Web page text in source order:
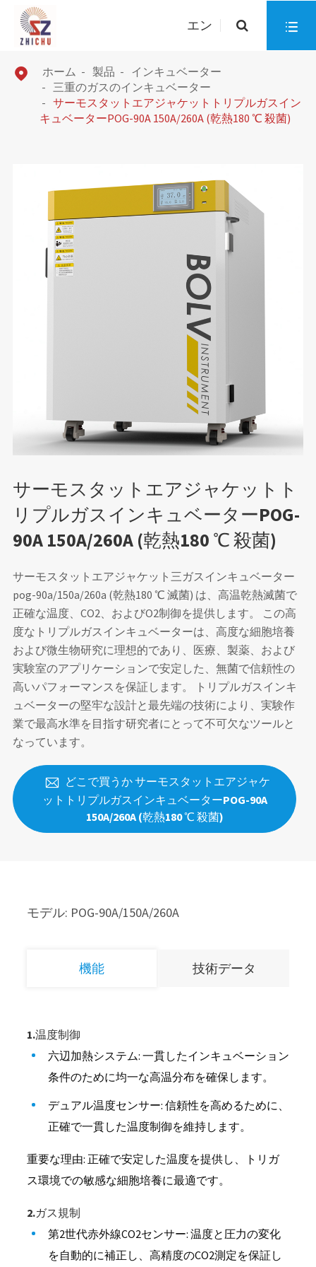
エン 
 ホーム 製品
インキュベーター
三重のガスのインキュベーター
サーモスタットエアジャケットトリプルガスイン
キュベーターPOG-90A 150A/260A (乾熱180 ℃ 殺菌)
サーモスタットエアジャケットト
リプルガスインキュベーターPOG-
90A 150A/260A (乾熱180 ℃ 殺菌)
サーモスタットエアジャケット三ガスインキュベーター
pog-90a/150a/260a (乾熱180 ℃ 滅菌) は、高温乾熱滅菌で
正確な温度、CO2、およびO2制御を提供します。 この高
度なトリプルガスインキュベーターは、高度な細胞培養
および微生物研究に理想的であり、医療、製薬、および
実験室のアプリケーションで安定した、無菌で信頼性の
高いパフォーマンスを保証します。 トリプルガスインキ
ュベーターの堅牢な設計と最先端の技術により、実験作
業で最高水準を目指す研究者にとって不可欠なツールと
なっています。
 どこで買うか サーモスタットエアジャケ
ットトリプルガスインキュベーターPOG-90A
150A/260A (乾熱180 ℃ 殺菌)
モデル: POG-90A/150A/260A
機能 技術データ
1.温度制御
六辺加熱システム: 一貫したインキュベーション
条件のために均一な高温分布を確保します。
デュアル温度センサー: 信頼性を高めるために、
正確で一貫した温度制御を維持します。
重要な理由: 正確で安定した温度を提供し、トリガ
ス環境での敏感な細胞培養に最適です。
2.ガス規制
第2世代赤外線CO2センサー: 温度と圧力の変化
を自動的に補正し、高精度のCO2測定を保証し